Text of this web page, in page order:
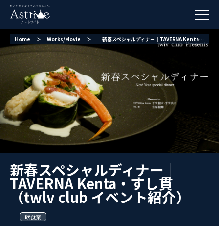
Home ＞ Works/Movie ＞ 新春スペシャルディナー｜TAVERNA Kenta・すし貫（twlv club イベント紹介）
新春スペシャルディナー｜
TAVERNA Kenta・すし貫
（twlv club イベント紹介）
飲食業